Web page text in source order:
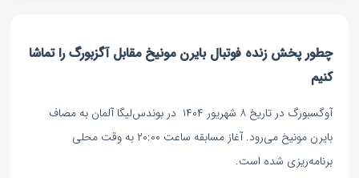
چطور پخش زنده فوتبال بایرن مونیخ مقابل آگزبورگ را تماشا
کنیم
آوگسبورگ در تاریخ ۸ شهریور ۱۴۰۴ در بوندس‌لیگا آلمان به مصاف
بایرن مونیخ می‌رود. آغاز مسابقه ساعت ۲۰:۰۰ به وقت محلی
برنامه‌ریزی شده است.